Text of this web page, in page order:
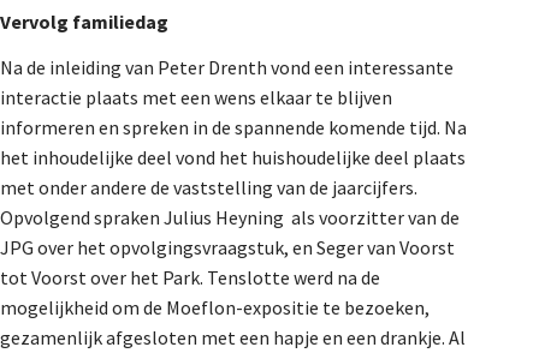
Vervolg familiedag
Na de inleiding van Peter Drenth vond een interessante
interactie plaats met een wens elkaar te blijven
informeren en spreken in de spannende komende tijd. Na
het inhoudelijke deel vond het huishoudelijke deel plaats
met onder andere de vaststelling van de jaarcijfers.
Opvolgend spraken Julius Heyning als voorzitter van de
JPG over het opvolgingsvraagstuk, en Seger van Voorst
tot Voorst over het Park. Tenslotte werd na de
mogelijkheid om de Moeflon-expositie te bezoeken,
gezamenlijk afgesloten met een hapje en een drankje. Al